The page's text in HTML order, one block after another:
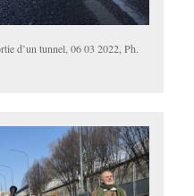
d’un tunnel, 06 03 2022, Ph.